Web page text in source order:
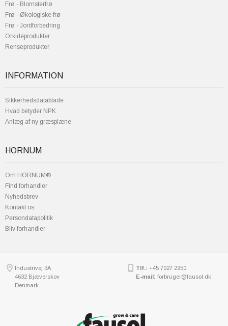
Frø - Blomsterfrø
Frø - Økologiske frø
Frø - Jordforbedring
Orkidéprodukter
Renseprodukter
INFORMATION
Sikkerhedsdatablade
Hvad betyder NPK
Anlæg af ny græsplæne
HORNUM
Om HORNUM®
Find forhandler
Nyhedsbrev
Kontakt os
Persondatapolitik
Bliv forhandler
Industrivej 3A
4632 Bjæverskov
Denmark
Tlf.: +45 7027 2950
E-mail: forbruger@fausol.dk